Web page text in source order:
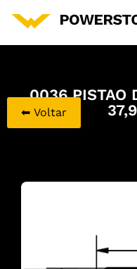
0036 PISTAO
⬅ Voltar